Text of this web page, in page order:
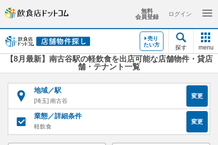
無料
会員登録
ログイン
売り
たい方
探す menu
【8月最新】南古谷駅の軽飲食を出店可能な店舗物件・貸店
舗・テナント一覧
地域／駅
[埼玉] 南古谷
変更
業態／詳細条件
軽飲食
変更